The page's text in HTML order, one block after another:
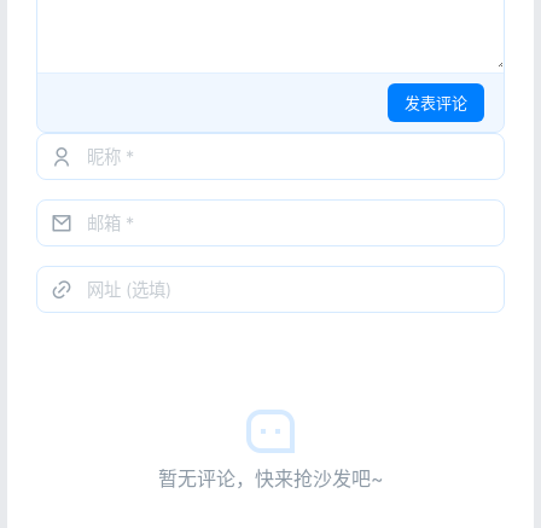
发表评论
暂无评论，快来抢沙发吧~